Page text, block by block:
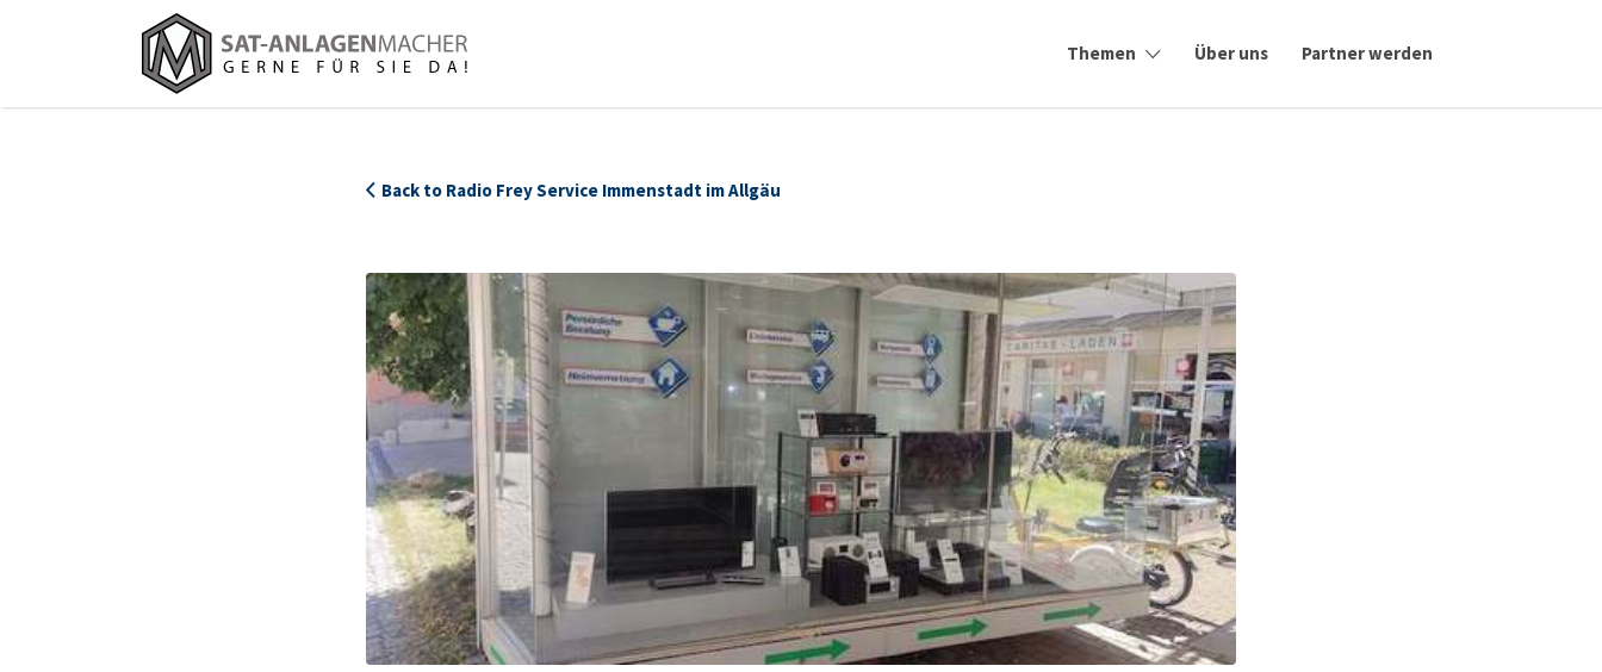
Themen Über uns Partner werden
Suchen
nach:
469_Radio_Frey_Ladenansicht
Back to Radio Frey Service Immenstadt im Allgäu